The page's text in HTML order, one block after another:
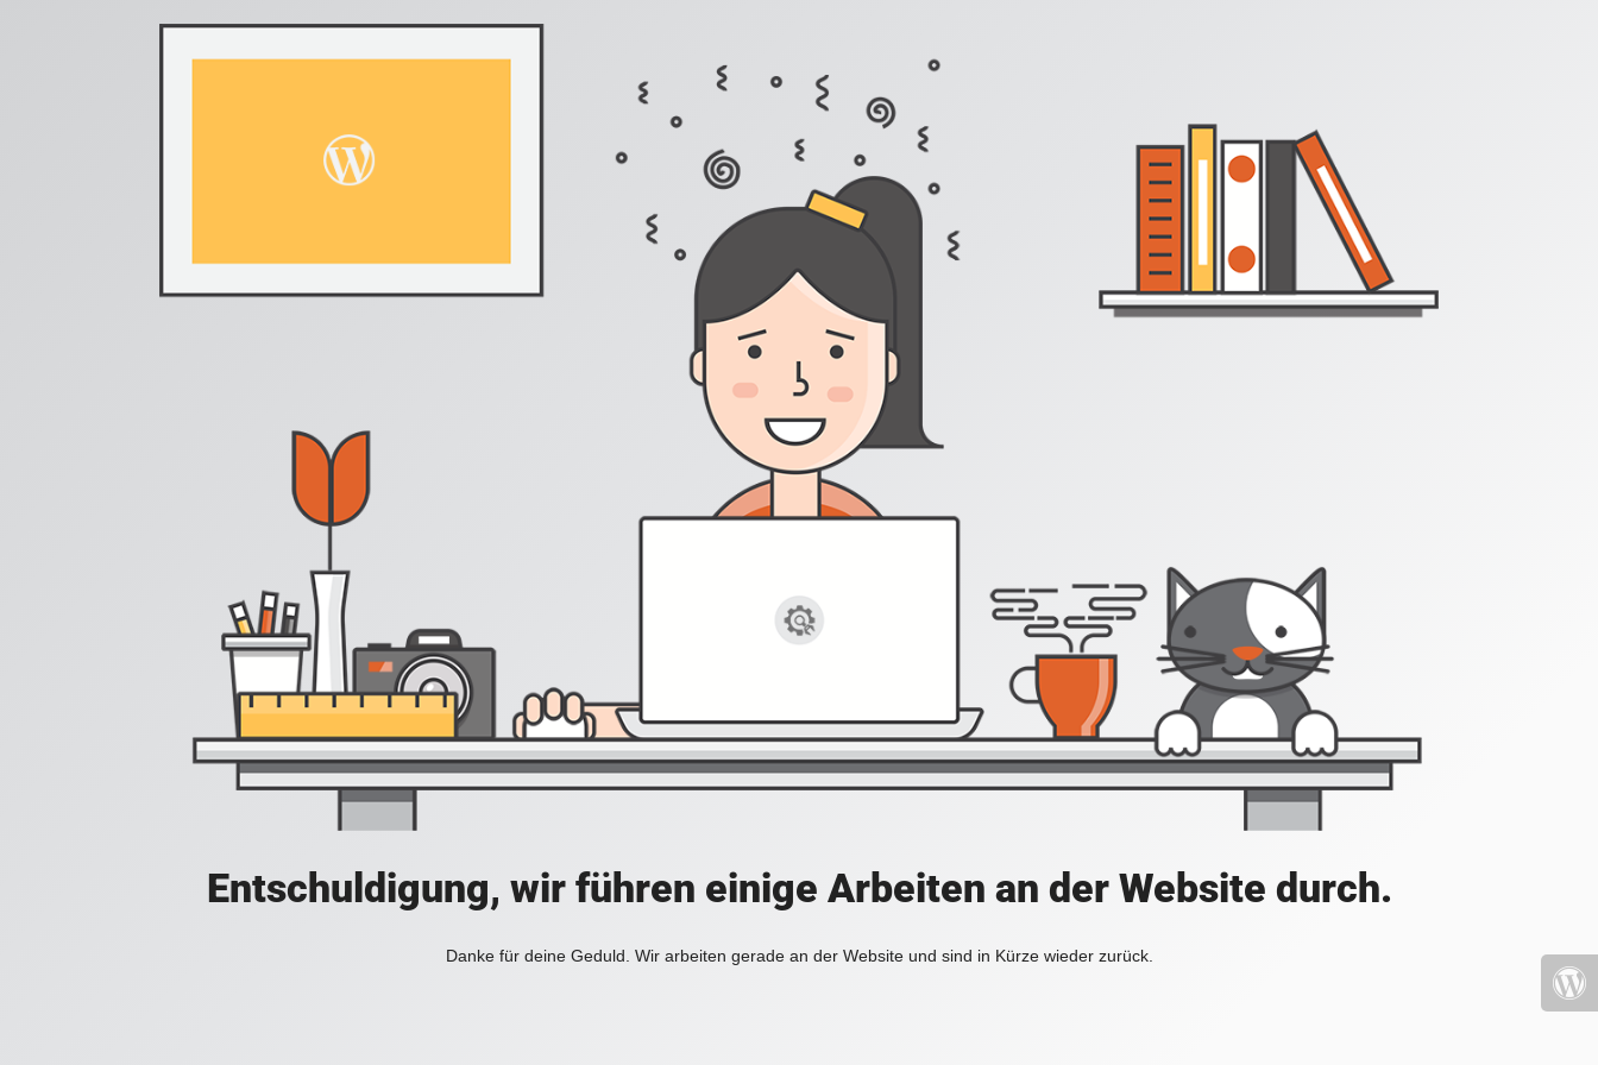
Entschuldigung, wir führen einige Arbeiten an der Website durch.
Danke für deine Geduld. Wir arbeiten gerade an der Website und sind in Kürze wieder zurück.